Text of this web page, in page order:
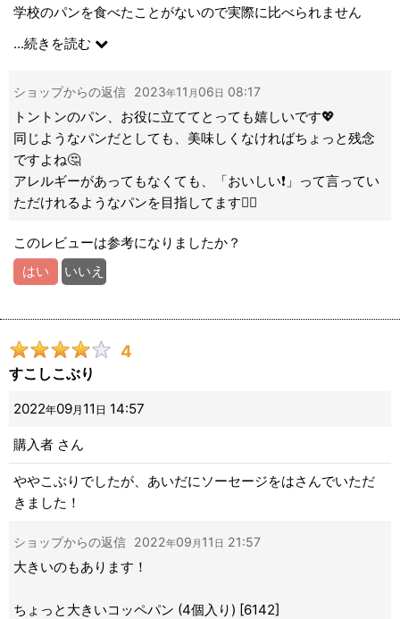
学校のパンを食べたことがないので実際に比べられません
が、こちらのパンの方が美味しいのではないかと思っていま
す。
来て、本当に感謝です!!
...続きを読む
ショップからの返信 2023年11 月 06日 08:17
トントンのパン、お役に立ててとっても嬉しいです💖
同じようなパンだとしても、美味しくなければちょっと残念
ですよね🤔
アレルギーがあってもなくても、「おいしい❗️」って言ってい
ただけれるようなパンを目指してます🙋‍♂️
このレビューは参考になりましたか？
はい
いいえ
4
すこしこぶり
2022年09月 11 日 14:57
購入者 さん
ややこぶりでしたが、あいだにソーセージをはさんでいただ
きました！
ショップからの返信 2022年09 月 11 日 21:57
大きいのもあります！
ちょっと大きいコッペパン (4個入り) [6142]